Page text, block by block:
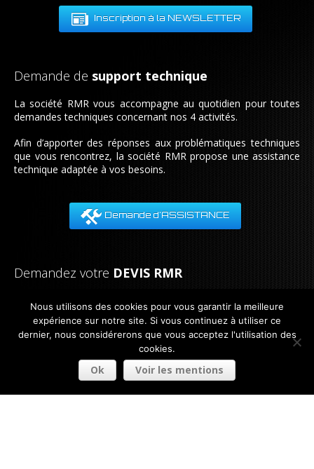
Inscription à la NEWSLETTER
Demande de support technique
La société RMR vous accompagne au quotidien pour toutes
demandes techniques concernant nos 4 activités.
Afin d’apporter des réponses aux problématiques techniques
que vous rencontrez, la société RMR propose une assistance
technique adaptée à vos besoins.
Demande d'ASSISTANCE
Demandez votre DEVIS RMR
Notre équipe est à votre disposition pour tout renseignement.
Nous nous engageons à vous répondre dans les plus brefs
délais.
33 (0) 3 21 08 83 00
Fax:
33 (0) 3 21 08 83 01
Demande de DEVIS
Nous utilisons des cookies pour vous garantir la meilleure
expérience sur notre site. Si vous continuez à utiliser ce
dernier, nous considérerons que vous acceptez l'utilisation des
cookies.
Ok Voir les mentions